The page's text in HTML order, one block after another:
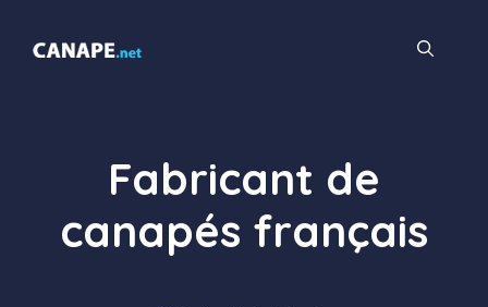
contenu
Fabricant de
canapés français